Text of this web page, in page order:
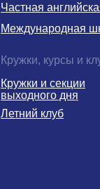
Международная
Частная
Кружки и секции
выходного дня
Летний клуб
Кружки, курсы и